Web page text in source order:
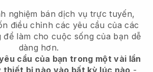
nghiệm bán dịch vụ trực tuyến,
điều chỉnh các yêu cầu của các
để làm cho cuộc sống của bạn dễ
dàng hơn.
cầu của bạn trong một vài lần
thiết bị nào vào bất kỳ lúc nào -